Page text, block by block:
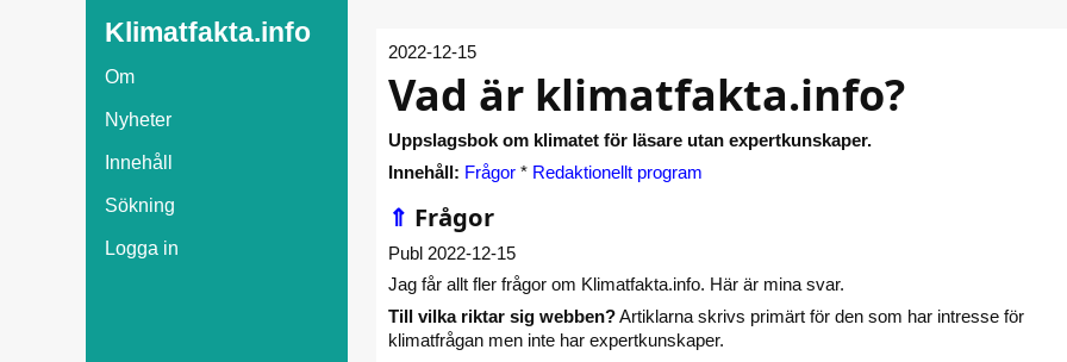
Klimatfakta.info
Om
Nyheter
Innehåll
Sökning
Logga in
2022-12-15
Vad är klimatfakta.info?
Uppslagsbok om klimatet för läsare utan expertkunskaper.
Innehåll: Frågor * Redaktionellt program
⇑ Frågor
Publ 2022-12-15
Jag får allt fler frågor om Klimatfakta.info. Här är mina svar.
Till vilka riktar sig webben?Artiklarna skrivs primärt för den som har intresse för
klimatfrågan men inte har expertkunskaper.